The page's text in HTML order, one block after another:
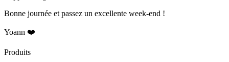
Bonne journée et passez un excellente week-end !
Yoann ❤️
Produits